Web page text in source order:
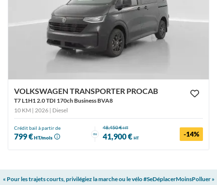
VOLKSWAGEN TRANSPORTER PROCAB
T7 L1H1 2.0 TDI 170ch Business BVA8
10 KM | 2026 | Diesel
Crédit bail à partir de
799 €HT/mois
ou
48,450 €HT
41,900 € HT -14%
« Pour les trajets courts, privilégiez la marche ou le vélo #SeDéplacerMoinsPolluer »